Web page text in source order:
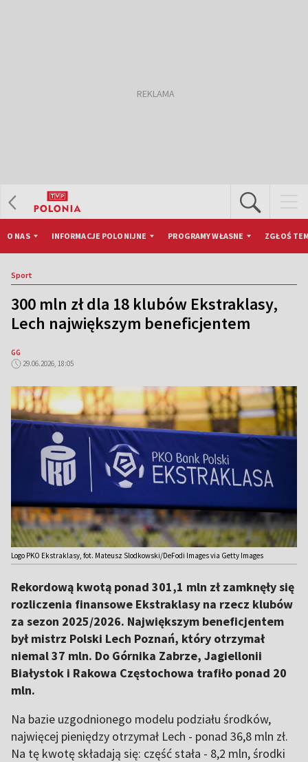
O NAS INFORMACJE POLONIJNE PROGRAMY WŁASNE ZGŁOŚ
Sport
300 mln zł dla 18 klubów Ekstraklasy,
Lech największym beneficjentem
GG
29.06.2026, 18:05
Logo PKO Ekstraklasy, fot. Mateusz Slodkowski/DeFodi Images via Getty Images
Rekordową kwotą ponad 301,1 mln zł zamknęły się
rozliczenia finansowe Ekstraklasy na rzecz klubów
za sezon 2025/2026. Największym beneficjentem
był mistrz Polski Lech Poznań, który otrzymał
niemal 37 mln. Do Górnika Zabrze, Jagiellonii
Białystok i Rakowa Częstochowa trafiło ponad 20
mln.
Na bazie uzgodnionego modelu podziału środków,
najwięcej pieniędzy otrzymał Lech - ponad 36,8 mln zł.
Na tę kwotę składają się: część stała - 8,2 mln, środki